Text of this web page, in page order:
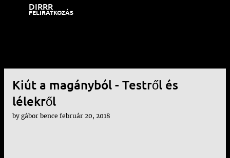
DIRRR
FELIRATKOZÁS
Kiút a magányból - Testről és
lélekről
by gábor bence február 20, 2018